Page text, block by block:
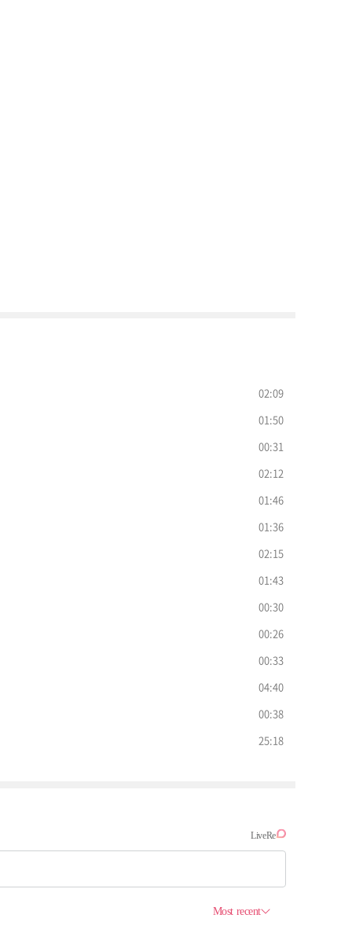
02:09
01:50
00:31
02:12
01:46
01:36
02:15
01:43
00:30
00:26
00:33
04:40
00:38
25:18